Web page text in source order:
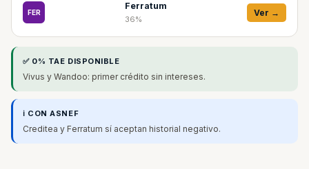
FER
Ferratum
36%
Ver →
✅ 0% TAE DISPONIBLE
Vivus y Wandoo: primer crédito sin intereses.
ℹ️ CON ASNEF
Creditea y Ferratum sí aceptan historial negativo.